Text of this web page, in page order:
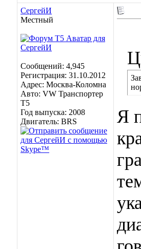
СергейИ
Местный
Сообщений: 4,945
Регистрация: 31.10.2012
Адрес: Москва-Коломна
Авто: VW Транспортер
Т5
Год выпуска: 2008
Двигатель: BRS
Я